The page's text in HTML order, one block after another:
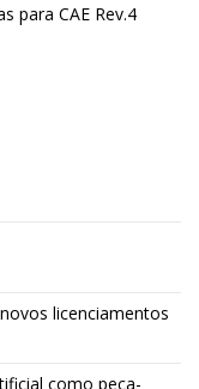
para CAE Rev.4
licenciamentos
como peça-